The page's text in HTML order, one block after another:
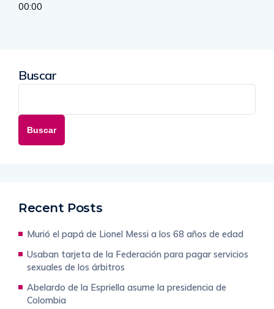
00:00
Buscar
Buscar
Recent Posts
Murió el papá de Lionel Messi a los 68 años de edad
Usaban tarjeta de la Federación para pagar servicios
sexuales de los árbitros
Abelardo de la Espriella asume la presidencia de
Colombia